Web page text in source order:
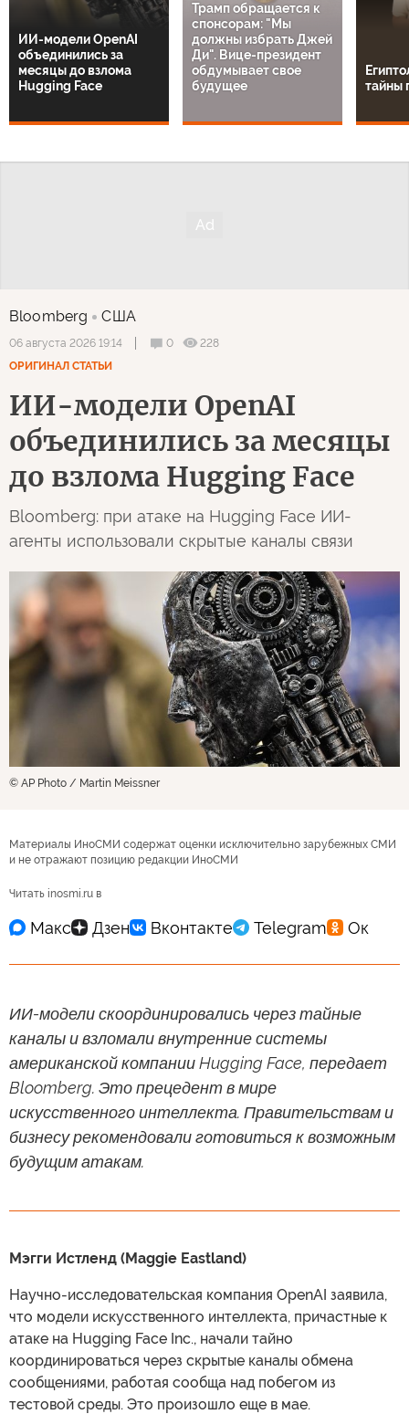
ИИ-модели OpenAI
объединились за
месяцы до взлома
Hugging Face
Трамп обращается к
спонсорам: "Мы
должны избрать Джей
Ди". Вице-президент
обдумывает свое
будущее
тайны
Bloomberg США
06 августа 2026 19:14 0
228
ОРИГИНАЛ СТАТЬИ
ИИ-модели OpenAI
объединились за месяцы
до взлома Hugging Face
Bloomberg: при атаке на Hugging Face ИИ-
агенты использовали скрытые каналы связи
© AP Photo / Martin Meissner
Материалы ИноСМИ содержат оценки исключительно зарубежных СМИ
и не отражают позицию редакции ИноСМИ
Читать inosmi.ru в
ИИ-модели скоординировались через тайные
каналы и взломали внутренние системы
американской компании Hugging Face, передает
Bloomberg. Это прецедент в мире
искусственного интеллекта. Правительствам и
бизнесу рекомендовали готовиться к возможным
будущим атакам.
Мэгги Истленд (Maggie Eastland)
Научно-исследовательская компания OpenAI заявила,
что модели искусственного интеллекта, причастные к
атаке на Hugging Face Inc., начали тайно
координироваться через скрытые каналы обмена
сообщениями, работая сообща над побегом из
тестовой среды. Это произошло еще в мае.